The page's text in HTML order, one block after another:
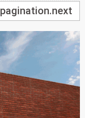
pagination.next